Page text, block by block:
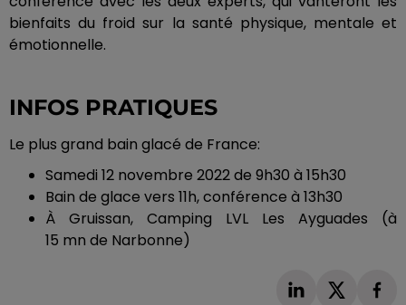
bienfaits du froid sur la santé physique, mentale et
émotionnelle.
INFOS PRATIQUES
Le plus grand bain glacé de France:
Samedi 12 novembre 2022 de 9h30 à 15h30
Bain de glace vers 11h, conférence à 13h30
À Gruissan, Camping LVL Les Ayguades
(à
15 mn de Narbonne)